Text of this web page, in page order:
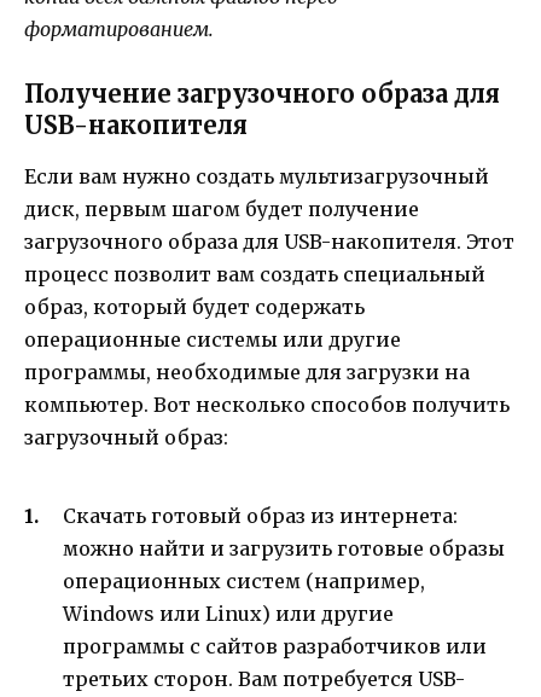
форматированием.
Получение загрузочного образа для
USB-накопителя
Если вам нужно создать мультизагрузочный
диск, первым шагом будет получение
загрузочного образа для USB-накопителя. Этот
процесс позволит вам создать специальный
образ, который будет содержать
операционные системы или другие
программы, необходимые для загрузки на
компьютер. Вот несколько способов получить
загрузочный образ:
Скачать готовый образ из интернета:
можно найти и загрузить готовые образы
операционных систем (например,
Windows или Linux) или другие
программы с сайтов разработчиков или
третьих сторон. Вам потребуется USB-